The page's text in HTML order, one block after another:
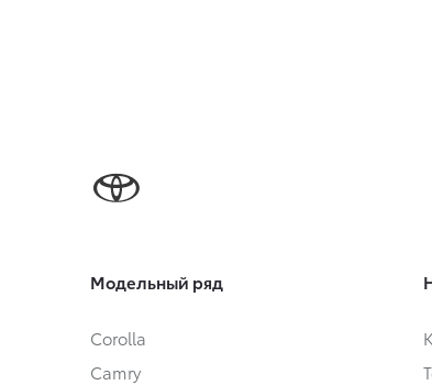
Модельный ряд
Corolla
Camry